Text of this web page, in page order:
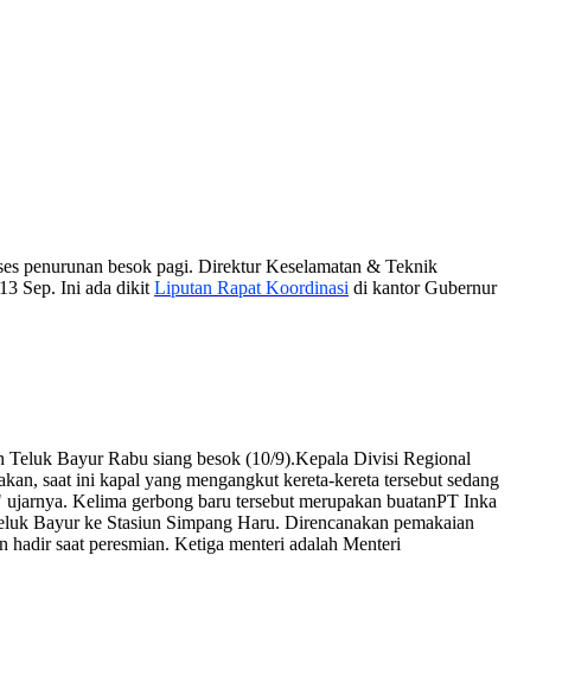
penurunan besok pagi. Direktur Keselamatan & Teknik
Sep. Ini ada dikit Liputan Rapat Koordinasi di kantor Gubernur
Teluk Bayur Rabu siang besok (10/9).Kepala Divisi Regional
saat ini kapal yang mengangkut kereta-kereta tersebut sedang
Kelima gerbong baru tersebut merupakan buatanPT Inka
Bayur ke Stasiun Simpang Haru. Direncanakan pemakaian
saat peresmian. Ketiga menteri adalah Menteri